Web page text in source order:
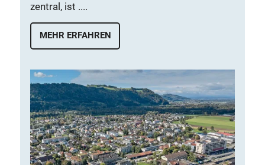
zentral, ist ....
MEHR ERFAHREN